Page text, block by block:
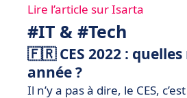
Lire l’article sur Isarta
#IT & #Tech
🇫🇷 CES 2022 :
année ?
Il n’y a pas à dire, le CES,